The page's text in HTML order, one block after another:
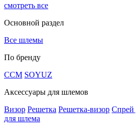
смотреть все
Основной раздел
Все шлемы
По бренду
CCM SOYUZ
Аксессуары для шлемов
Визор Решетка Решетка-визор Спрей
для шлема